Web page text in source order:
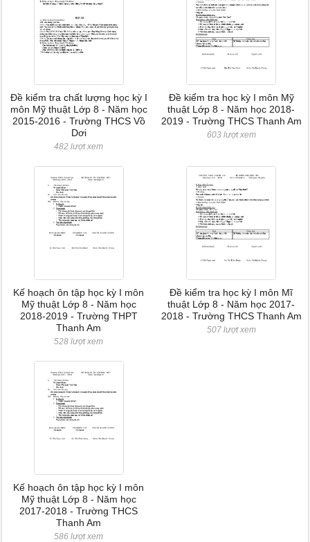
Đề kiểm tra chất lượng học kỳ I
môn Mỹ thuật Lớp 8 - Năm học
2015-2016 - Trường THCS Vồ
Dơi
482 lượt xem
Đề kiểm tra học kỳ I môn Mỹ
thuật Lớp 8 - Năm học 2018-
2019 - Trường THCS Thanh Am
603 lượt xem
Kế hoạch ôn tập học kỳ I môn
Mỹ thuật Lớp 8 - Năm học
2018-2019 - Trường THPT
Thanh Am
528 lượt xem
Đề kiểm tra học kỳ I môn Mĩ
thuật Lớp 8 - Năm học 2017-
2018 - Trường THCS Thanh Am
507 lượt xem
Kế hoạch ôn tập học kỳ I môn
Mỹ thuật Lớp 8 - Năm học
2017-2018 - Trường THCS
Thanh Am
586 lượt xem